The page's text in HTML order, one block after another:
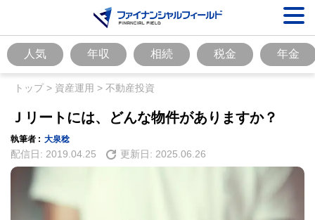
人気 年収 相続 税金 年金
トップ> 資産運用 > 不動産投資
Ｊリートには、どんな物件がありますか？
執筆者 : 大泉稔
配信日: 2019.04.25 更新日: 2025.06.26